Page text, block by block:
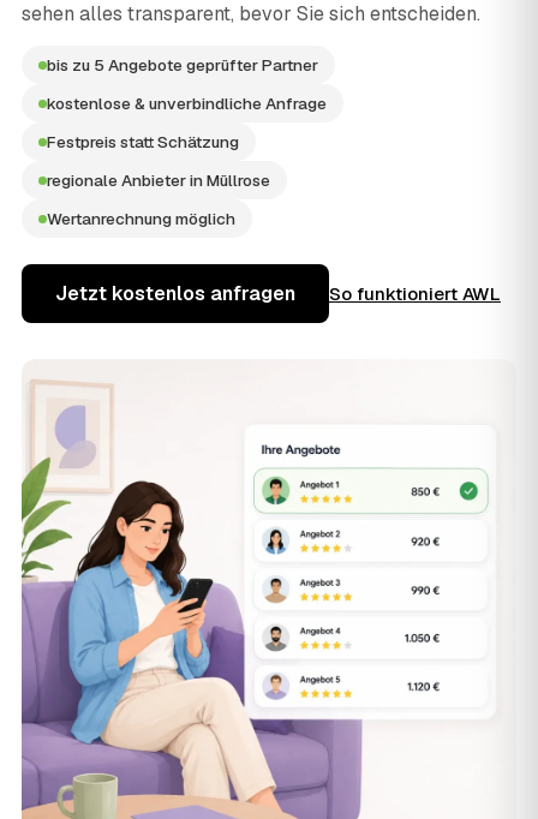
sehen alles transparent, bevor Sie sich entscheiden.
bis zu 5 Angebote geprüfter Partner
kostenlose & unverbindliche Anfrage
Festpreis statt Schätzung
regionale Anbieter in Müllrose
Wertanrechnung möglich
Jetzt kostenlos anfragen So funktioniert AWL